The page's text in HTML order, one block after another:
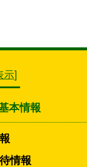
示]
本情報
情報